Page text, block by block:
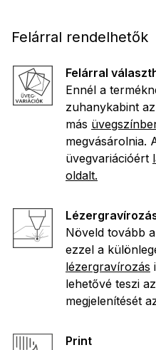
Felárral rendelhetők
Felárral
Ennél a
zuhanykabint
más
megvásárolnia.
üvegvariációért
oldalt.
Növeld tovább
ezzel a
lézergravírozás
lehetővé teszi
megjelenítését
Print